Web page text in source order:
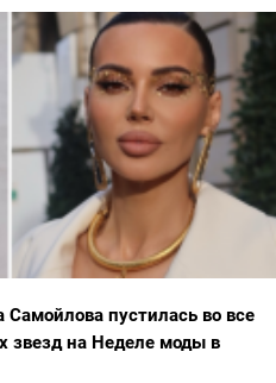
Самойлова пустилась во все
звезд на Неделе моды в